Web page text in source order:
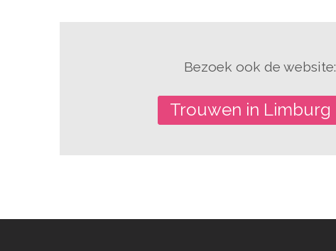
Bezoek ook de website:
Trouwen in Limburg